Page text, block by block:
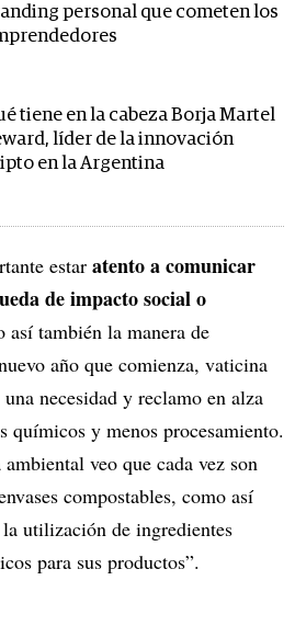
personal que cometen los
tiene en la cabeza Borja Martel
líder de la innovación
en la Argentina
estar atento a comunicar
de impacto social o
así también la manera de
año que comienza, vaticina
necesidad y reclamo en alza
químicos y menos procesamiento.
veo que cada vez son
compostables, como así
utilización de ingredientes
para sus productos”.